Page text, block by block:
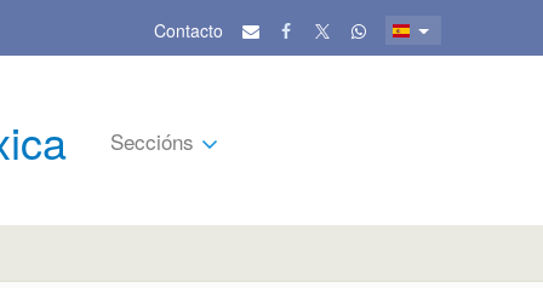
Contacto
Seccións